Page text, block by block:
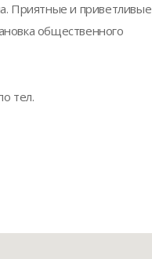
Приятные и приветливые
общественного
тел.